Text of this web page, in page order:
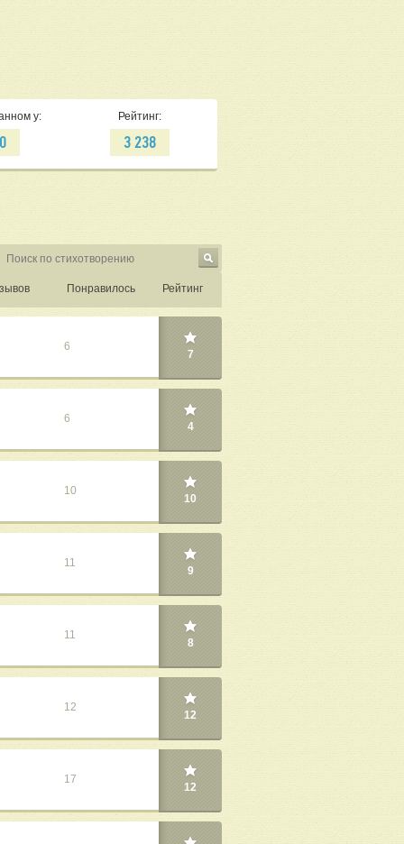
у:
0
Рейтинг:
3 238
Понравилось Рейтинг
6
7
6
4
10
10
11
9
11
8
12
12
17
12